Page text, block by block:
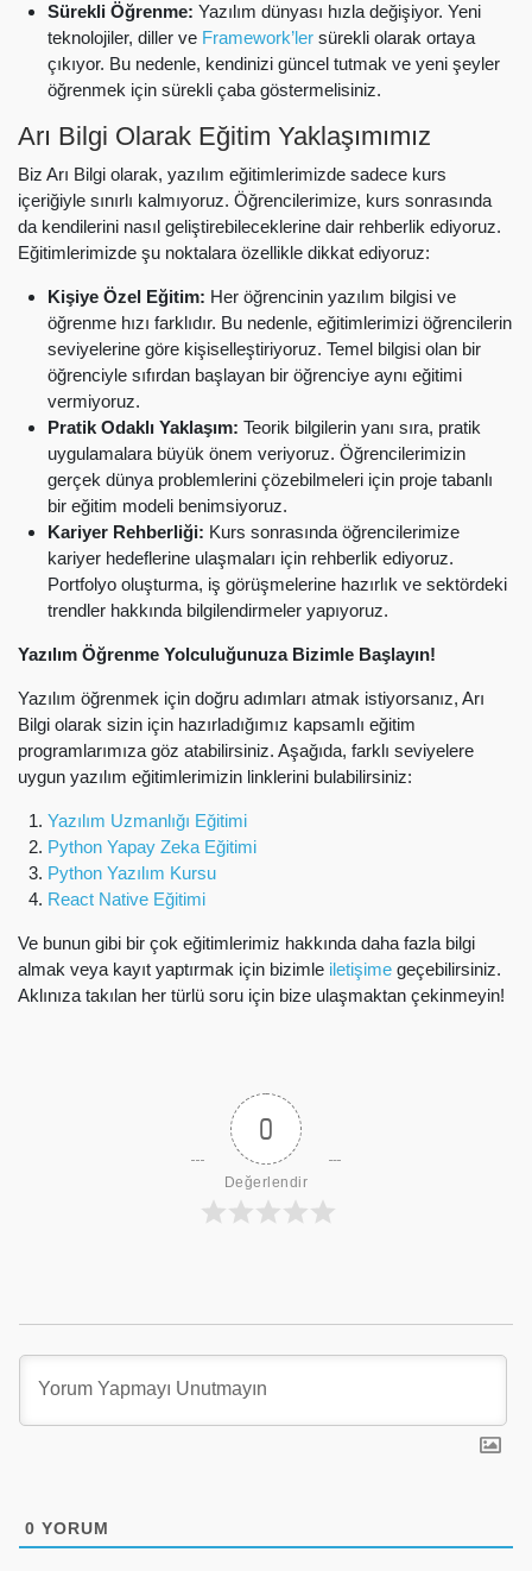
Sürekli Öğrenme: Yazılım dünyası hızla değişiyor. Yeni
teknolojiler, diller ve Framework’ler sürekli olarak ortaya
çıkıyor. Bu nedenle, kendinizi güncel tutmak ve yeni şeyler
öğrenmek için sürekli çaba göstermelisiniz.
Arı Bilgi Olarak Eğitim Yaklaşımımız
Biz Arı Bilgi olarak, yazılım eğitimlerimizde sadece kurs
içeriğiyle sınırlı kalmıyoruz. Öğrencilerimize, kurs sonrasında
da kendilerini nasıl geliştirebileceklerine dair rehberlik ediyoruz.
Eğitimlerimizde şu noktalara özellikle dikkat ediyoruz:
Kişiye Özel Eğitim: Her öğrencinin yazılım bilgisi ve
öğrenme hızı farklıdır. Bu nedenle, eğitimlerimizi öğrencilerin
seviyelerine göre kişiselleştiriyoruz. Temel bilgisi olan bir
öğrenciyle sıfırdan başlayan bir öğrenciye aynı eğitimi
vermiyoruz.
Pratik Odaklı Yaklaşım: Teorik bilgilerin yanı sıra, pratik
uygulamalara büyük önem veriyoruz. Öğrencilerimizin
gerçek dünya problemlerini çözebilmeleri için proje tabanlı
bir eğitim modeli benimsiyoruz.
Kariyer Rehberliği: Kurs sonrasında öğrencilerimize
kariyer hedeflerine ulaşmaları için rehberlik ediyoruz.
Portfolyo oluşturma, iş görüşmelerine hazırlık ve sektördeki
trendler hakkında bilgilendirmeler yapıyoruz.
Yazılım Öğrenme Yolculuğunuza Bizimle Başlayın!
Yazılım öğrenmek için doğru adımları atmak istiyorsanız, Arı
Bilgi olarak sizin için hazırladığımız kapsamlı eğitim
programlarımıza göz atabilirsiniz. Aşağıda, farklı seviyelere
uygun yazılım eğitimlerimizin linklerini bulabilirsiniz:
Yazılım Uzmanlığı Eğitimi
Python Yapay Zeka Eğitimi
Python Yazılım Kursu
React Native Eğitimi
Ve bunun gibi bir çok eğitimlerimiz hakkında daha fazla bilgi
almak veya kayıt yaptırmak için bizimle iletişime geçebilirsiniz.
Aklınıza takılan her türlü soru için bize ulaşmaktan çekinmeyin!
0
Değerlendir
0 YORUM